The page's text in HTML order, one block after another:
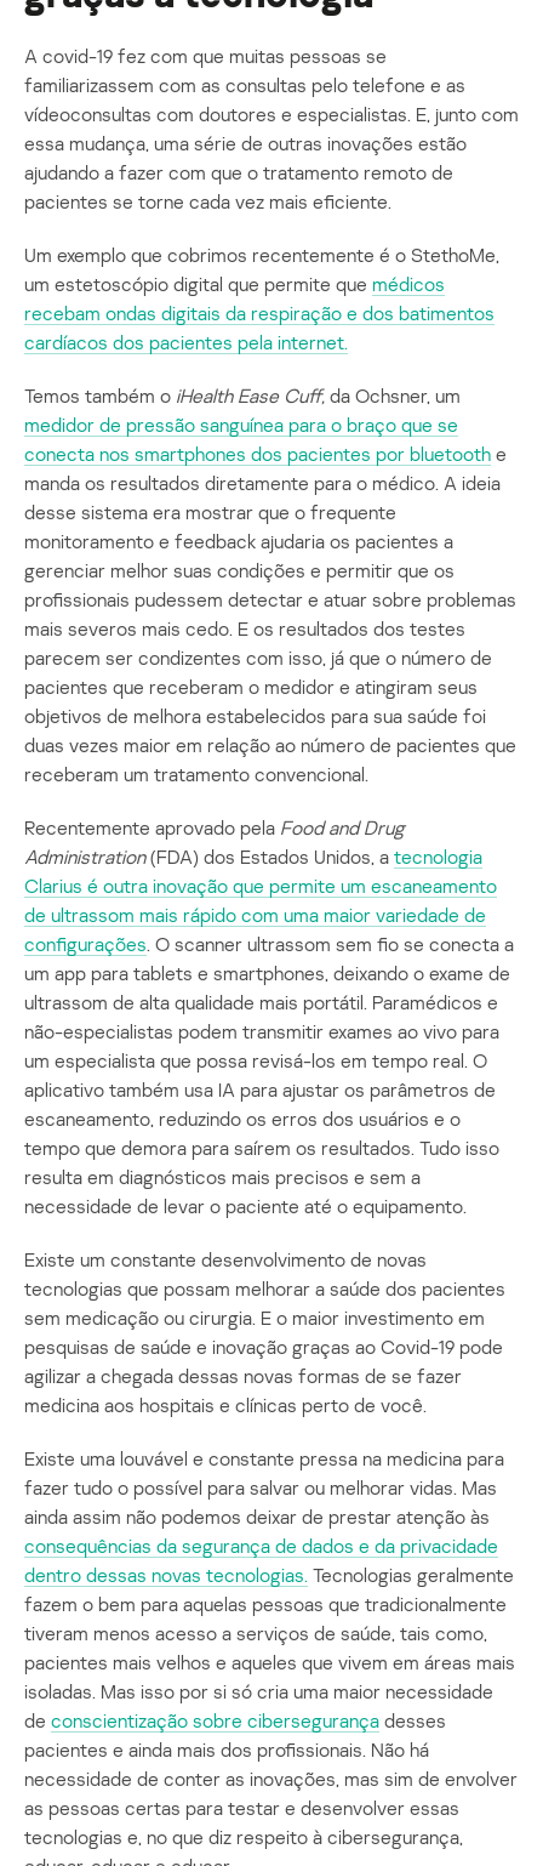
A covid-19 fez com que muitas pessoas se
familiarizassem com as consultas pelo telefone e as
vídeoconsultas com doutores e especialistas. E, junto com
essa mudança, uma série de outras inovações estão
ajudando a fazer com que o tratamento remoto de
pacientes se torne cada vez mais eficiente.
Um exemplo que cobrimos recentemente é o StethoMe,
um estetoscópio digital que permite que médicos
recebam ondas digitais da respiração e dos batimentos
cardíacos dos pacientes pela internet.
Temos também o iHealth Ease Cuff, da Ochsner, um
medidor de pressão sanguínea para o braço que se
conecta nos smartphones dos pacientes por bluetooth e
manda os resultados diretamente para o médico. A ideia
desse sistema era mostrar que o frequente
monitoramento e feedback ajudaria os pacientes a
gerenciar melhor suas condições e permitir que os
profissionais pudessem detectar e atuar sobre problemas
mais severos mais cedo. E os resultados dos testes
parecem ser condizentes com isso, já que o número de
pacientes que receberam o medidor e atingiram seus
objetivos de melhora estabelecidos para sua saúde foi
duas vezes maior em relação ao número de pacientes que
receberam um tratamento convencional.
Recentemente aprovado pela Food and Drug
Administration(FDA) dos Estados Unidos, a tecnologia
Clarius é outra inovação que permite um escaneamento
de ultrassom mais rápido com uma maior variedade de
configurações. O scanner ultrassom sem fio se conecta a
um app para tablets e smartphones, deixando o exame de
ultrassom de alta qualidade mais portátil. Paramédicos e
não-especialistas podem transmitir exames ao vivo para
um especialista que possa revisá-los em tempo real. O
aplicativo também usa IA para ajustar os parâmetros de
escaneamento, reduzindo os erros dos usuários e o
tempo que demora para saírem os resultados. Tudo isso
resulta em diagnósticos mais precisos e sem a
necessidade de levar o paciente até o equipamento.
Existe um constante desenvolvimento de novas
tecnologias que possam melhorar a saúde dos pacientes
sem medicação ou cirurgia. E o maior investimento em
pesquisas de saúde e inovação graças ao Covid-19 pode
agilizar a chegada dessas novas formas de se fazer
medicina aos hospitais e clínicas perto de você.
Existe uma louvável e constante pressa na medicina para
fazer tudo o possível para salvar ou melhorar vidas. Mas
ainda assim não podemos deixar de prestar atenção às
consequências da segurança de dados e da privacidade
dentro dessas novas tecnologias. Tecnologias geralmente
fazem o bem para aquelas pessoas que tradicionalmente
tiveram menos acesso a serviços de saúde, tais como,
pacientes mais velhos e aqueles que vivem em áreas mais
isoladas. Mas isso por si só cria uma maior necessidade
de conscientização sobre cibersegurança desses
pacientes e ainda mais dos profissionais. Não há
necessidade de conter as inovações, mas sim de envolver
as pessoas certas para testar e desenvolver essas
tecnologias e, no que diz respeito à cibersegurança,